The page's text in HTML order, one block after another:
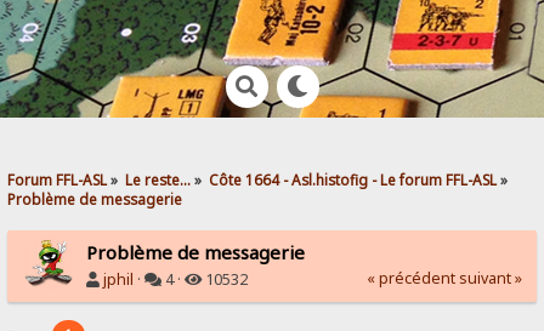
Forum FFL-ASL» Le reste...» Côte 1664 - Asl.histofig - Le forum FFL-ASL»
Problème de messagerie
Problème de messagerie
jphil · 4 · 10532 « précédent suivant »